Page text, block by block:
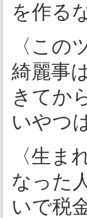
を作る
〈こ
綺麗事
きてか
いやつ
〈生ま
なった
いで税